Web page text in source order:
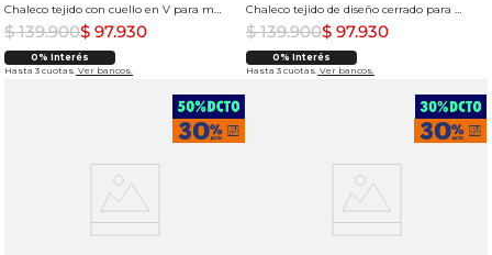
Chaleco tejido con cuello en V para mujer
$ 139.900$ 97.930
0% Interés
Hasta 3 cuotas. Ver bancos.
Chaleco tejido de diseño cerrado para mujer
$ 139.900$ 97.930
0% Interés
Hasta 3 cuotas. Ver bancos.